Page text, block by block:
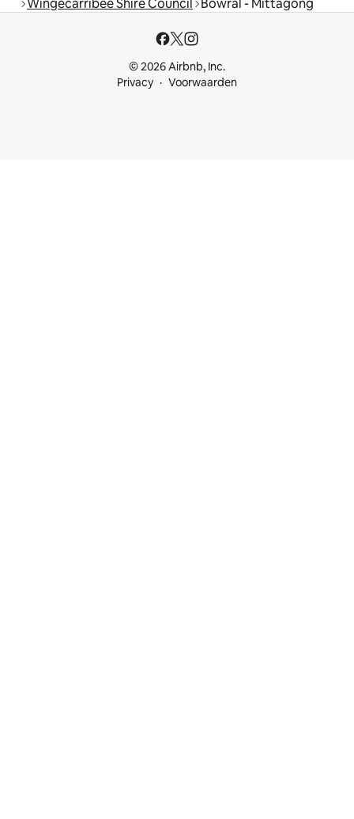
Wingecarribee Shire Council Bowral - Mittagong
© 2026 Airbnb, Inc.
Privacy
Voorwaarden